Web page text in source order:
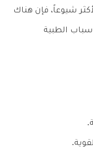
شيوعاً، فإن هناك
الطبية